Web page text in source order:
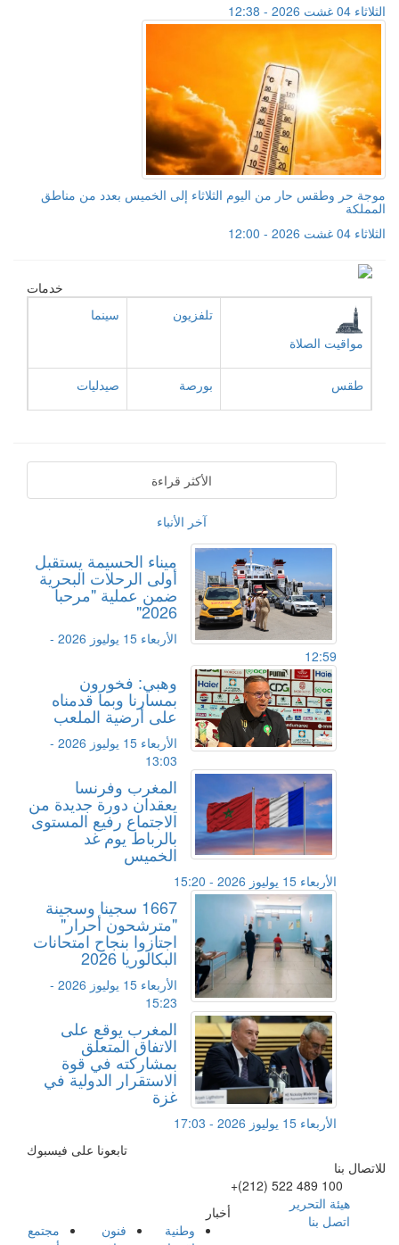
الثلاثاء 04 غشت 2026 - 12:38
موجة حر وطقس حار من اليوم الثلاثاء إلى الخميس بعدد من مناطق
المملكة
الثلاثاء 04 غشت 2026 - 12:00
خدمات
مواقيت الصلاة
تلفزيون سينما
طقس بورصة صيدليات
الأكثر قراءة
آخر الأنباء
ميناء الحسيمة يستقبل
أولى الرحلات البحرية
ضمن عملية "مرحبا
2026"
الأربعاء 15 يوليوز 2026 -
12:59
وهبي: فخورون
بمسارنا وبما قدمناه
على أرضية الملعب
الأربعاء 15 يوليوز 2026 -
13:03
المغرب وفرنسا
يعقدان دورة جديدة من
الاجتماع رفيع المستوى
بالرباط يوم غد
الخميس
الأربعاء 15 يوليوز 2026 - 15:20
1667 سجينا وسجينة
"مترشحون أحرار"
اجتازوا بنجاح امتحانات
البكالوريا 2026
الأربعاء 15 يوليوز 2026 -
15:23
المغرب يوقع على
الاتفاق المتعلق
بمشاركته في قوة
الاستقرار الدولية في
غزة
الأربعاء 15 يوليوز 2026 - 17:03
تابعونا على فيسبوك
للاتصال بنا
+(212) 522 489 100
هيئة التحرير
اتصل بنا
أخبار
وطنية
فنون
مجتمع